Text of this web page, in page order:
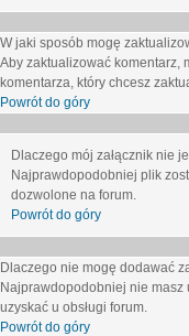
W jaki sposób mogę
Aby zaktualizować komentarz,
komentarza, który chcesz
Powrót do góry
Dlaczego mój załącznik nie
Najprawdopodobniej plik
dozwolone na forum.
Powrót do góry
Dlaczego nie mogę dodawać
Najprawdopodobniej nie masz
uzyskać u obsługi forum.
Powrót do góry